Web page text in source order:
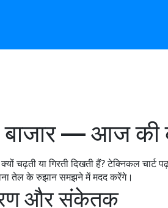
— आज की
चढ़ती या गिरती दिखती हैं? टेक्निकल
तेल के रुझान समझने में मदद करेंगे।
और संकेतक